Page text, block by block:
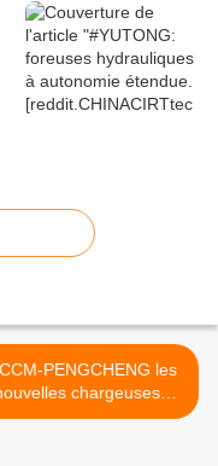
PENGCHENG les
chargeuses
arrivent.